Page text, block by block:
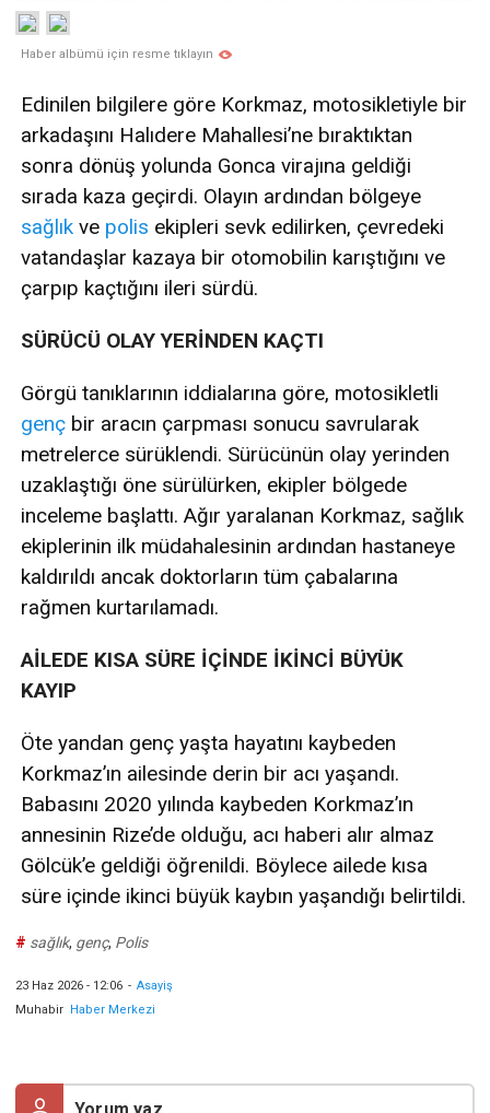
Haber albümü için resme tıklayın
Edinilen bilgilere göre Korkmaz, motosikletiyle bir
arkadaşını Halıdere Mahallesi’ne bıraktıktan
sonra dönüş yolunda Gonca virajına geldiği
sırada kaza geçirdi. Olayın ardından bölgeye
sağlık ve polis ekipleri sevk edilirken, çevredeki
vatandaşlar kazaya bir otomobilin karıştığını ve
çarpıp kaçtığını ileri sürdü.
SÜRÜCÜ OLAY YERİNDEN KAÇTI
Görgü tanıklarının iddialarına göre, motosikletli
genç bir aracın çarpması sonucu savrularak
metrelerce sürüklendi. Sürücünün olay yerinden
uzaklaştığı öne sürülürken, ekipler bölgede
inceleme başlattı. Ağır yaralanan Korkmaz, sağlık
ekiplerinin ilk müdahalesinin ardından hastaneye
kaldırıldı ancak doktorların tüm çabalarına
rağmen kurtarılamadı.
AİLEDE KISA SÜRE İÇİNDE İKİNCİ BÜYÜK
KAYIP
Öte yandan genç yaşta hayatını kaybeden
Korkmaz’ın ailesinde derin bir acı yaşandı.
Babasını 2020 yılında kaybeden Korkmaz’ın
annesinin Rize’de olduğu, acı haberi alır almaz
Gölcük’e geldiği öğrenildi. Böylece ailede kısa
süre içinde ikinci büyük kaybın yaşandığı belirtildi.
# sağlık, genç, Polis
23 Haz 2026 - 12:06 - Asayiş
Muhabir
Haber Merkezi